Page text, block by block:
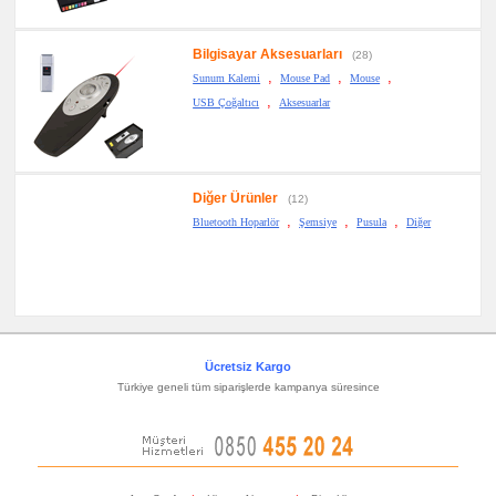
Bilgisayar Aksesuarları
(28)
Sunum Kalemi
, Mouse Pad , Mouse ,
USB Çoğaltıcı , Aksesuarlar
Diğer Ürünler
(12)
Bluetooth Hoparlör
, Şemsiye , Pusula , Diğer
Ücretsiz Kargo
Türkiye geneli tüm siparişlerde kampanya süresince